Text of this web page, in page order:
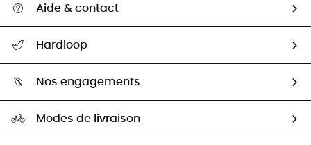
Aide & contact
Retour & remboursement
Guide des tailles
Seconde Main
Aide & Contact
Hardloop
HardGuides
Nos engagements
Modes de livraison